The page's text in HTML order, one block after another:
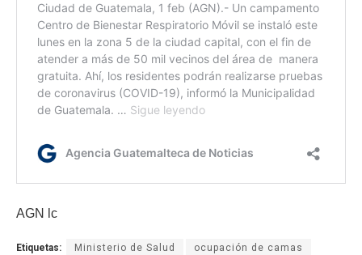
AGN lc
Etiquetas: Ministerio de Salud ocupación de camas